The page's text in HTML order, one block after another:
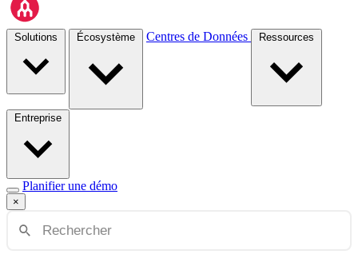
Centres de Données
Planifier une démo
×